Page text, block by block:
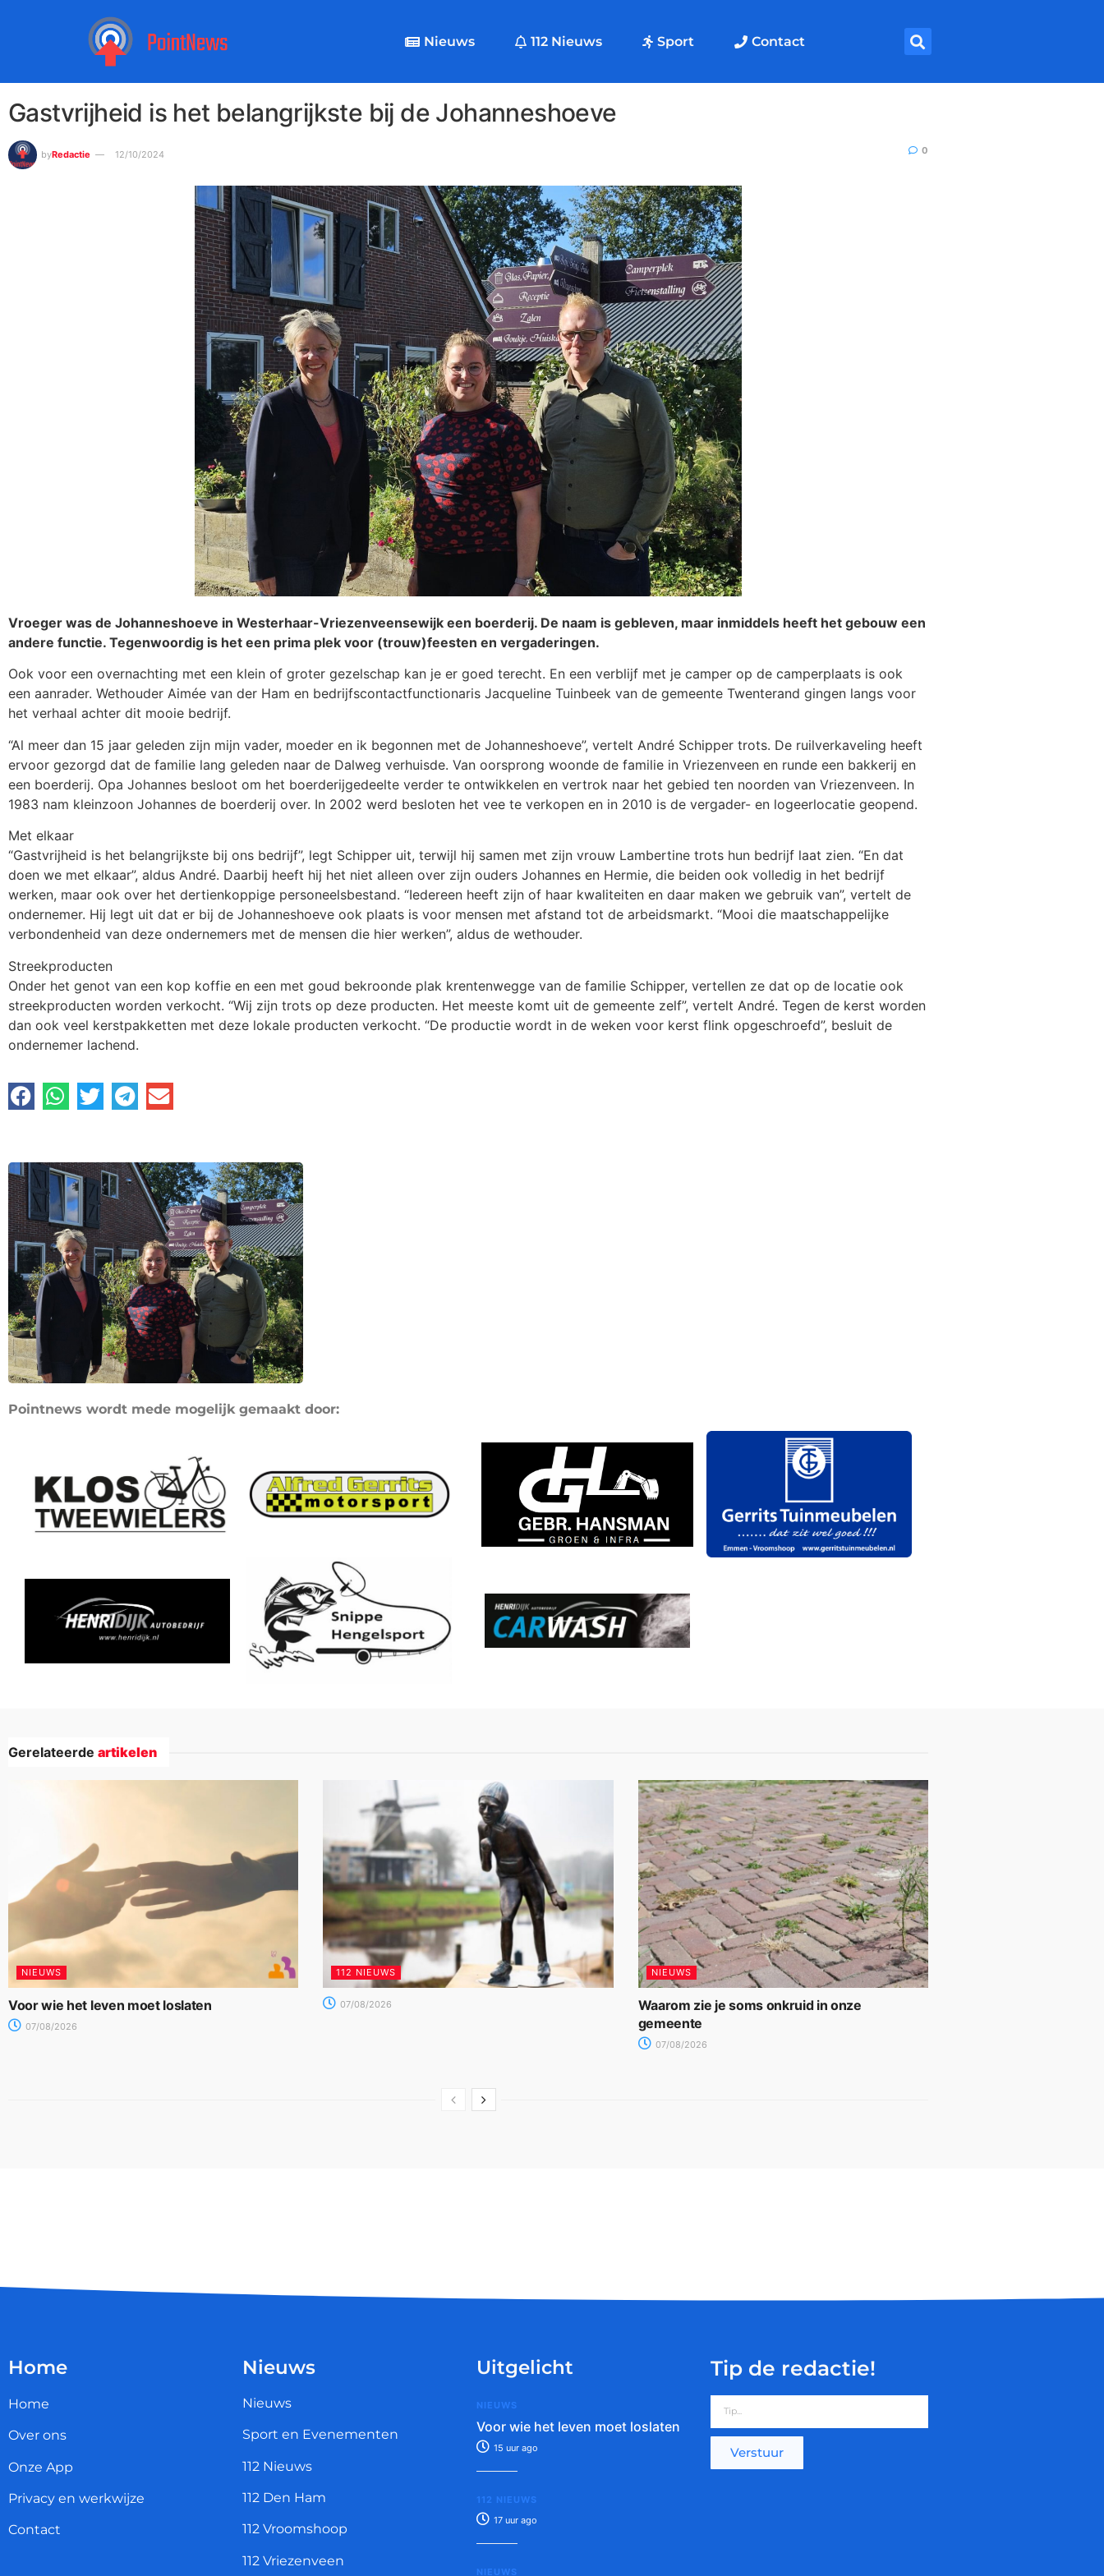
Nieuws 112 Nieuws Sport Contact
Gastvrijheid is het belangrijkste bij de Johanneshoeve
byRedactie 12/10/2024 0
Vroeger was de Johanneshoeve in Westerhaar-Vriezenveensewijk een boerderij. De naam is gebleven, maar inmiddels heeft het gebouw een
andere functie. Tegenwoordig is het een prima plek voor (trouw)feesten en vergaderingen.
Ook voor een overnachting met een klein of groter gezelschap kan je er goed terecht. En een verblijf met je camper op de camperplaats is ook
een aanrader. Wethouder Aimée van der Ham en bedrijfscontactfunctionaris Jacqueline Tuinbeek van de gemeente Twenterand gingen langs voor
het verhaal achter dit mooie bedrijf.
“Al meer dan 15 jaar geleden zijn mijn vader, moeder en ik begonnen met de Johanneshoeve”, vertelt André Schipper trots. De ruilverkaveling heeft
ervoor gezorgd dat de familie lang geleden naar de Dalweg verhuisde. Van oorsprong woonde de familie in Vriezenveen en runde een bakkerij en
een boerderij. Opa Johannes besloot om het boerderijgedeelte verder te ontwikkelen en vertrok naar het gebied ten noorden van Vriezenveen. In
1983 nam kleinzoon Johannes de boerderij over. In 2002 werd besloten het vee te verkopen en in 2010 is de vergader- en logeerlocatie geopend.
Met elkaar
“Gastvrijheid is het belangrijkste bij ons bedrijf”, legt Schipper uit, terwijl hij samen met zijn vrouw Lambertine trots hun bedrijf laat zien. “En dat
doen we met elkaar”, aldus André. Daarbij heeft hij het niet alleen over zijn ouders Johannes en Hermie, die beiden ook volledig in het bedrijf
werken, maar ook over het dertienkoppige personeelsbestand. “Iedereen heeft zijn of haar kwaliteiten en daar maken we gebruik van”, vertelt de
ondernemer. Hij legt uit dat er bij de Johanneshoeve ook plaats is voor mensen met afstand tot de arbeidsmarkt. “Mooi die maatschappelijke
verbondenheid van deze ondernemers met de mensen die hier werken”, aldus de wethouder.
Streekproducten
Onder het genot van een kop koffie en een met goud bekroonde plak krentenwegge van de familie Schipper, vertellen ze dat op de locatie ook
streekproducten worden verkocht. “Wij zijn trots op deze producten. Het meeste komt uit de gemeente zelf”, vertelt André. Tegen de kerst worden
dan ook veel kerstpakketten met deze lokale producten verkocht. “De productie wordt in de weken voor kerst flink opgeschroefd”, besluit de
ondernemer lachend.
Pointnews wordt mede mogelijk gemaakt door:
Gerelateerde artikelen
NIEUWS
Voor wie het leven moet loslaten
07/08/2026
112 NIEUWS
07/08/2026
NIEUWS
Waarom zie je soms onkruid in onze
gemeente
07/08/2026
Home
Home
Over ons
Onze App
Privacy en werkwijze
Contact
Nieuws
Nieuws
Sport en Evenementen
112 Nieuws
112 Den Ham
112 Vroomshoop
112 Vriezenveen
Uitgelicht
NIEUWS
Voor wie het leven moet loslaten
15 uur ago
112 NIEUWS
17 uur ago
NIEUWS
Tip de redactie!
Verstuur